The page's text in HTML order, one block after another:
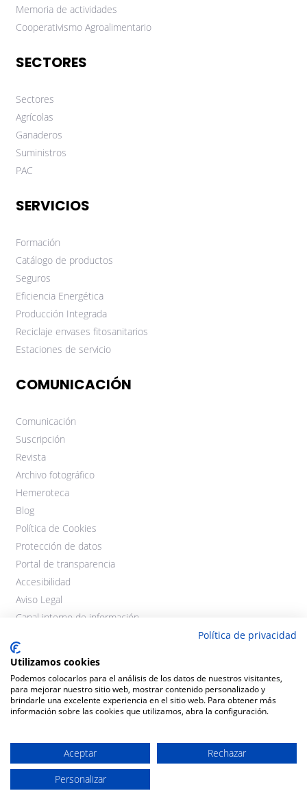
Memoria de actividades
Cooperativismo Agroalimentario
SECTORES
Sectores
Agrícolas
Ganaderos
Suministros
PAC
SERVICIOS
Formación
Catálogo de productos
Seguros
Eficiencia Energética
Producción Integrada
Reciclaje envases fitosanitarios
Estaciones de servicio
COMUNICACIÓN
Comunicación
Suscripción
Revista
Archivo fotográfico
Hemeroteca
Blog
Política de Cookies
Protección de datos
Portal de transparencia
Accesibilidad
Aviso Legal
Canal interno de información
Diseño y desarrollo:THEGECO
Política de privacidad
Utilizamos cookies
Podemos colocarlos para el análisis de los datos de nuestros visitantes,
para mejorar nuestro sitio web, mostrar contenido personalizado y
brindarle una excelente experiencia en el sitio web. Para obtener más
información sobre las cookies que utilizamos, abra la configuración.
Aceptar
Rechazar
Personalizar